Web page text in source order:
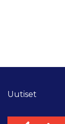
Uutiset